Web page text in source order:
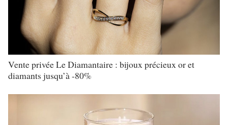
Vente privée Le Diamantaire : bijoux précieux or et
diamants jusqu’à -80%